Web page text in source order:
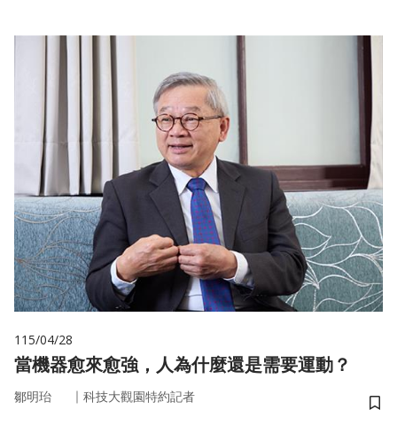
115/04/28
當機器愈來愈強，人為什麼還是需要運動？
鄒明珆 ｜ 科技大觀園特約記者
儲